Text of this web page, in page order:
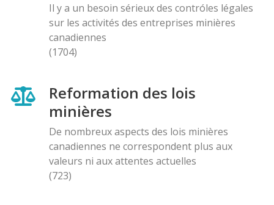
Il y a un besoin sérieux des contróles légales
sur les activités des entreprises minières
canadiennes
(1704)
Reformation des lois
minières
De nombreux aspects des lois minières
canadiennes ne correspondent plus aux
valeurs ni aux attentes actuelles
(723)